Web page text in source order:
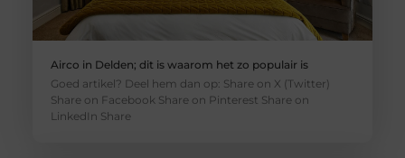
Airco in Delden; dit is waarom het zo populair is
Goed artikel? Deel hem dan op: Share on X (Twitter)
Share on Facebook Share on Pinterest Share on
LinkedIn Share